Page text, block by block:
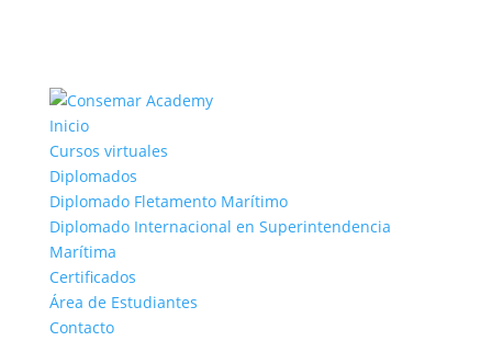
Inicio
Cursos virtuales
Diplomados
Diplomado Fletamento Marítimo
Diplomado Internacional en Superintendencia
Marítima
Certificados
Área de Estudiantes
Contacto